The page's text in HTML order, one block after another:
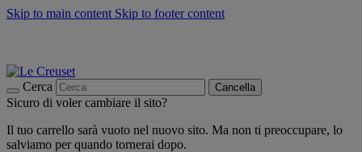
Skip to main content Skip to footer content
Cerca Cancella
Sicuro di voler cambiare il sito?
Il tuo carrello sarà vuoto nel nuovo sito. Ma non ti preoccupare, lo
salviamo per quando tornerai dopo.